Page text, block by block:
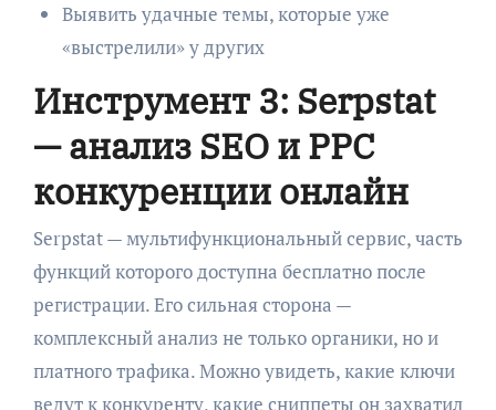
Выявить удачные темы, которые уже
«выстрелили» у других
Инструмент 3: Serpstat
— анализ SEO и PPC
конкуренции онлайн
Serpstat — мультифункциональный сервис, часть
функций которого доступна бесплатно после
регистрации. Его сильная сторона —
комплексный анализ не только органики, но и
платного трафика. Можно увидеть, какие ключи
ведут к конкуренту, какие сниппеты он захватил